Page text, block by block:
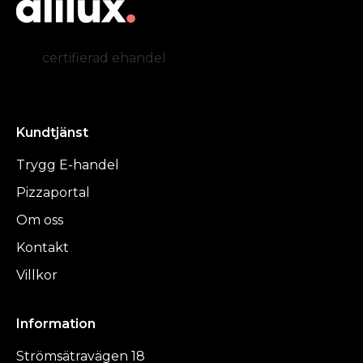
certifierad ehandel
Kundtjänst
Trygg E-handel
Pizzaportal
Om oss
Kontakt
Villkor
Information
Strömsätravägen 18